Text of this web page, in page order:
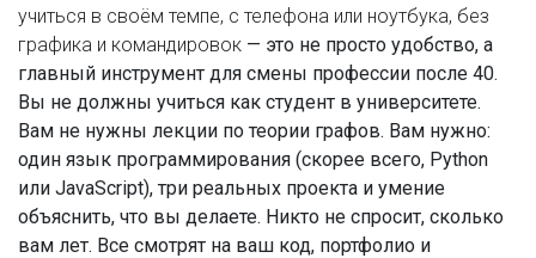
учиться в своём темпе, с телефона или ноутбука, без
графика и командировок — это не просто удобство, а
главный инструмент для смены профессии после 40.
Вы не должны учиться как студент в университете.
Вам не нужны лекции по теории графов. Вам нужно:
один язык программирования (скорее всего, Python
или JavaScript), три реальных проекта и умение
объяснить, что вы делаете. Никто не спросит, сколько
вам лет. Все смотрят на ваш код, портфолио и